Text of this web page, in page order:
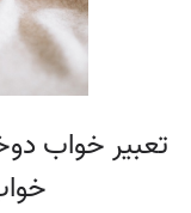
تعبیر خواب